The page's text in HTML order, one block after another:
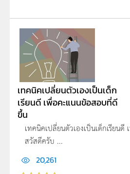
เทคนิคเปลี่ยนตัวเองเป็นเด็ก
เรียนดี เพื่อคะแนนข้อสอบที่ดี
ขึ้น
เทคนิคเปลี่ยนตัวเองเป็นเด็กเรียน
สวัสดีครับ ...
20,261